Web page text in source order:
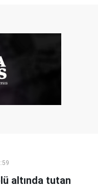
altında tutan